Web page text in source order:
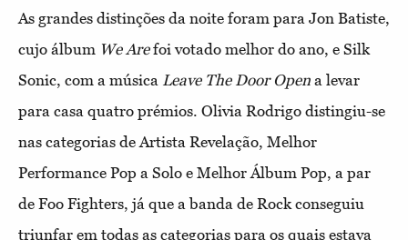
As grandes distinções da noite foram para Jon Batiste,
cujo álbum We Arefoi votado melhor do ano, e Silk
Sonic, com a música Leave The Door Open a levar
para casa quatro prémios. Olivia Rodrigo distingiu-se
nas categorias de Artista Revelação, Melhor
Performance Pop a Solo e Melhor Álbum Pop, a par
de Foo Fighters, já que a banda de Rock conseguiu
triunfar em todas as categorias para os quais estava